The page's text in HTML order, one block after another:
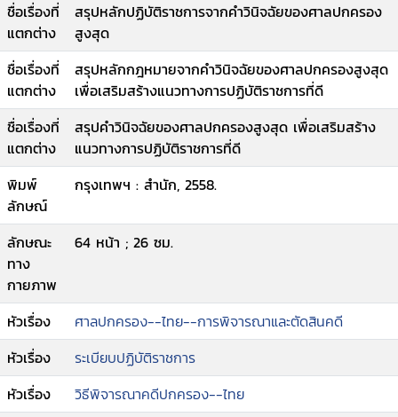
ชื่อเรื่องที่
แตกต่าง
สรุปหลักปฏิบัติราชการจากคำวินิจฉัยของศาลปกครอง
สูงสุด
ชื่อเรื่องที่
แตกต่าง
สรุปหลักกฎหมายจากคำวินิจฉัยของศาลปกครองสูงสุด
เพื่อเสริมสร้างแนวทางการปฏิบัติราชการที่ดี
ชื่อเรื่องที่
แตกต่าง
สรุปคำวินิจฉัยของศาลปกครองสูงสุด เพื่อเสริมสร้าง
แนวทางการปฏิบัติราชการที่ดี
พิมพ์
ลักษณ์
กรุงเทพฯ : สำนัก, 2558.
ลักษณะ
ทาง
กายภาพ
64 หน้า ; 26 ซม.
หัวเรื่อง
ศาลปกครอง--ไทย--การพิจารณาและตัดสินคดี
หัวเรื่อง
ระเบียบปฏิบัติราชการ
หัวเรื่อง
วิธีพิจารณาคดีปกครอง--ไทย